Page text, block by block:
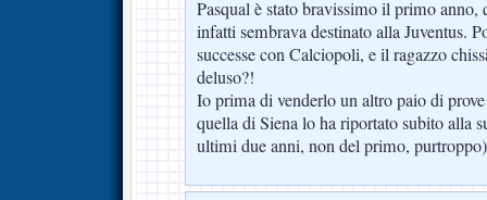
Pasqual è stato bravissimo il primo
infatti sembrava destinato alla Juventus.
successe con Calciopoli, e il ragazzo
deluso?!
Io prima di venderlo un altro paio di
quella di Siena lo ha riportato subito alla
ultimi due anni, non del primo,